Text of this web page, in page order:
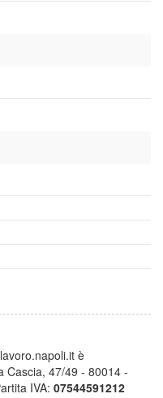
è
Cascia, 47/49 - 80014 -
IVA: 07544591212